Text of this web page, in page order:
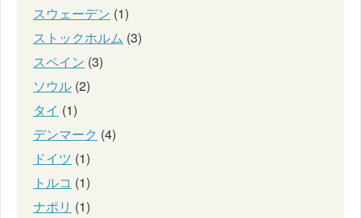
スウェーデン (1)
ストックホルム (3)
スペイン (3)
ソウル (2)
タイ (1)
デンマーク (4)
ドイツ (1)
トルコ (1)
ナポリ (1)